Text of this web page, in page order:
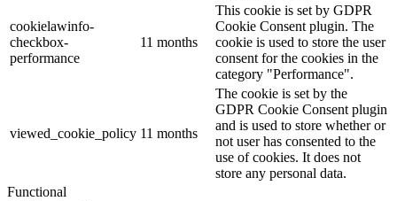
cookielawinfo-
checkbox-
performance
11 months
This cookie is set by GDPR
Cookie Consent plugin. The
cookie is used to store the user
consent for the cookies in the
category "Performance".
viewed_cookie_policy 11 months
The cookie is set by the
GDPR Cookie Consent plugin
and is used to store whether or
not user has consented to the
use of cookies. It does not
store any personal data.
Functional